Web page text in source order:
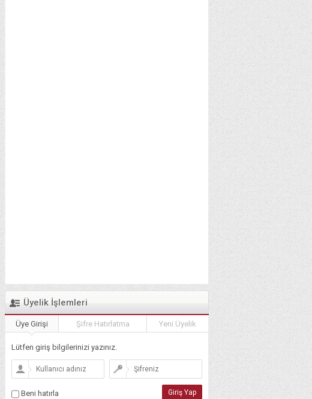
Üyelik İşlemleri
Üye Girişi Şifre Hatırlatma Yeni Üyelik
Lütfen giriş bilgilerinizi yazınız.
Beni hatırla